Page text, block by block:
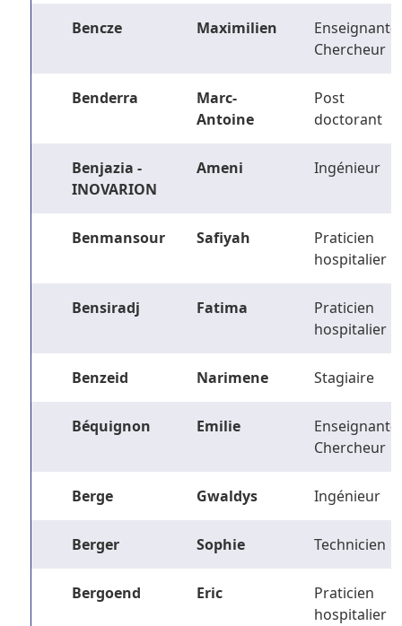
Bencze Maximilien
Enseignant-
Chercheur
Benderra
Marc-
Antoine
Post
doctorant
Benjazia -
INOVARION
Ameni Ingénieur
Benmansour Safiyah
Praticien
hospitalier
Bensiradj Fatima
Praticien
hospitalier
Benzeid Narimene Stagiaire
Béquignon Emilie
Enseignant-
Chercheur
Berge Gwaldys Ingénieur
Berger Sophie Technicien
Bergoend Eric
Praticien
hospitalier